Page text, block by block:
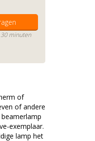
minuten
of
of andere
exemplaar.
lamp het